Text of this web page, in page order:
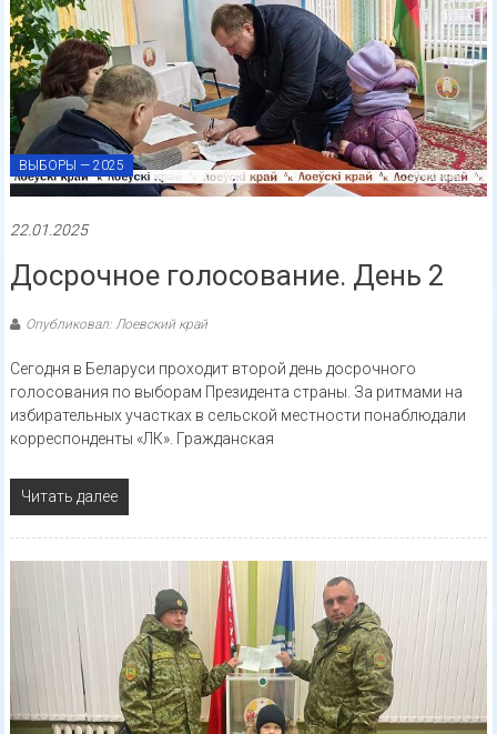
ВЫБОРЫ — 2025
22.01.2025
Досрочное голосование. День 2
Опубликовал: Лоевский край
Сегодня в Беларуси проходит второй день досрочного
голосования по выборам Президента страны. За ритмами на
избирательных участках в сельской местности понаблюдали
корреспонденты «ЛК». Гражданская
Читать далее